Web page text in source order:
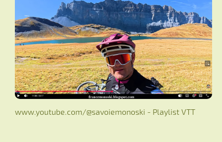
www.youtube.com/@savoiemonoski - Playlist VTT